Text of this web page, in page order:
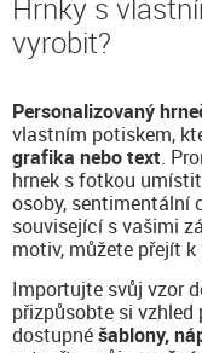
Hrnky s
vyrobit?
Personalizovaný
vlastním potiskem,
grafika nebo text.
hrnek s fotkou
osoby, sentimentální
související s vašimi
motiv, můžete přejít
Importujte svůj vzor
přizpůsobte si
dostupnéšablony,